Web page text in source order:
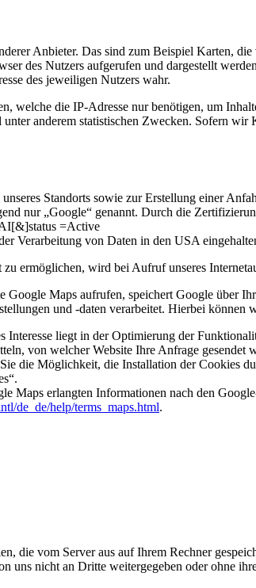
Anbieter. Das sind zum Beispiel Karten,
des Nutzers aufgerufen und dargestellt
des jeweiligen Nutzers wahr.
welche die IP-Adresse nur benötigen, um
anderem statistischen Zwecken. Sofern
Standorts sowie zur Erstellung einer
nur „Google“ genannt. Durch die
=Active
Verarbeitung von Daten in den USA
ermöglichen, wird bei Aufruf unseres
Maps aufrufen, speichert Google über
und -daten verarbeitet. Hierbei können
liegt in der Optimierung der
von welcher Website Ihre Anfrage
die Möglichkeit, die Installation der Cookies
Maps erlangten Informationen nach den
de_de/help/terms_maps.html.
die vom Server aus auf Ihrem Rechner
uns nicht an Dritte weitergegeben oder ohne